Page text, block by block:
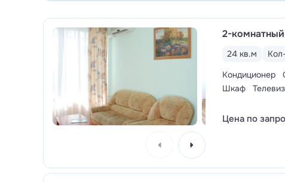
2-
24 кв.м
Кондиционер
Шкаф
Цена по